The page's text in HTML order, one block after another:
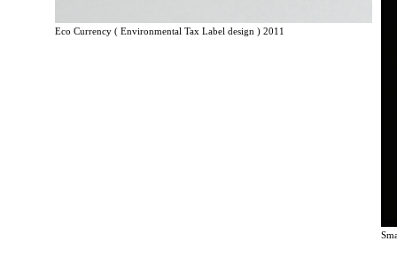
Eco Currency ( Environmental Tax Label design ) 2011